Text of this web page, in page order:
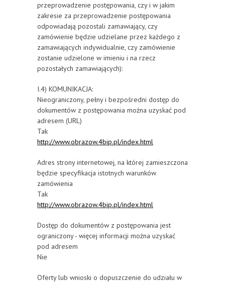
przeprowadzenie postępowania, czy i w jakim
zakresie za przeprowadzenie postępowania
odpowiadają pozostali zamawiający, czy
zamówienie będzie udzielane przez każdego z
zamawiających indywidualnie, czy zamówienie
zostanie udzielone w imieniu i na rzecz
pozostałych zamawiających):
I.4) KOMUNIKACJA:
Nieograniczony, pełny i bezpośredni dostęp do
dokumentów z postępowania można uzyskać pod
adresem (URL)
Tak
http://www.obrazow.4bip.pl/index.html
Adres strony internetowej, na której zamieszczona
będzie specyfikacja istotnych warunków
zamówienia
Tak
http://www.obrazow.4bip.pl/index.html
Dostęp do dokumentów z postępowania jest
ograniczony - więcej informacji można uzyskać
pod adresem
Nie
Oferty lub wnioski o dopuszczenie do udziału w